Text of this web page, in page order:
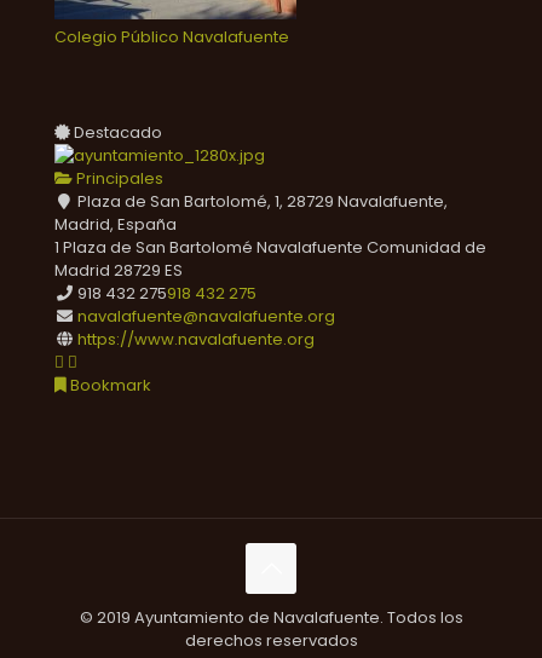
Colegio Público Navalafuente
Destacado
Principales
Plaza de San Bartolomé, 1, 28729 Navalafuente,
Madrid, España
1 Plaza de San Bartolomé Navalafuente Comunidad de
Madrid 28729 ES
918 432 275918 432 275
navalafuente@navalafuente.org
https://www.navalafuente.org
Bookmark
© 2019 Ayuntamiento de Navalafuente. Todos los
derechos reservados